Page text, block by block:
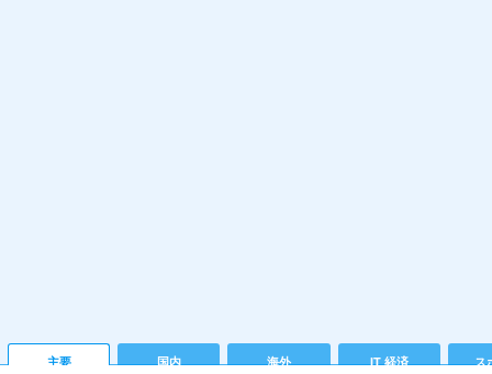
主要 国内 海外 IT 経済 ス